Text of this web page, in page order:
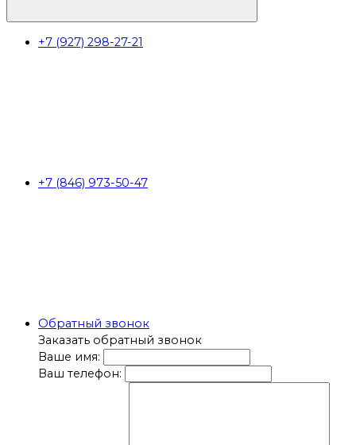
+7 (927) 298-27-21
+7 (846) 973-50-47
Обратный звонок
Заказать обратный звонок
Ваше имя:
Ваш телефон: